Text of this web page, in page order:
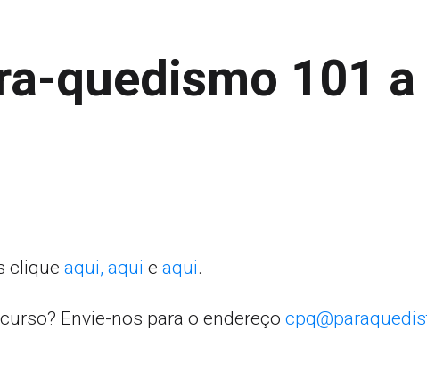
quedismo 101
clique aqui, aqui e aqui.
Envie-nos para o endereço